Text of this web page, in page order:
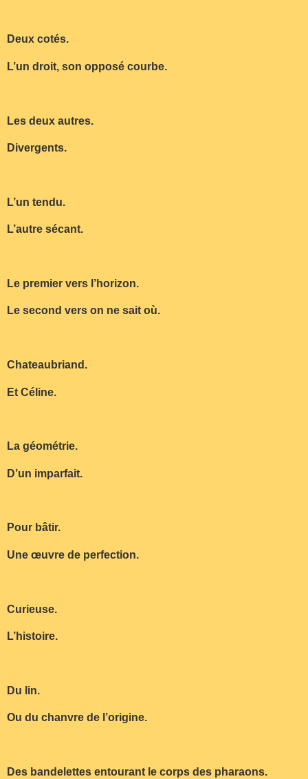
Deux cotés.
L’un droit, son opposé courbe.
Les deux autres.
Divergents.
L’un tendu.
L’autre sécant.
Le premier vers l’horizon.
Le second vers on ne sait où.
Chateaubriand.
Et Céline.
La géométrie.
D’un imparfait.
Pour bâtir.
Une œuvre de perfection.
Curieuse.
L’histoire.
Du lin.
Ou du chanvre de l’origine.
Des bandelettes entourant le corps des pharaons.